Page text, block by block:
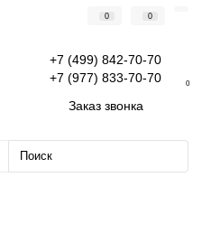
0 0
+7 (499) 842-70-70
+7 (977) 833-70-70
Заказ звонка
0